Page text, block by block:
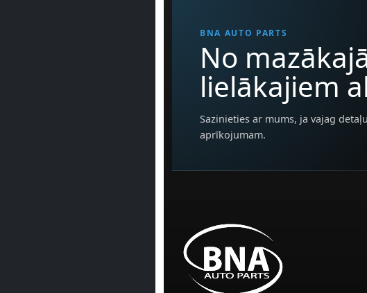
BNA AUTO PARTS
No
lielākajiem
Sazinieties ar mums, ja vajag
aprīkojumam.